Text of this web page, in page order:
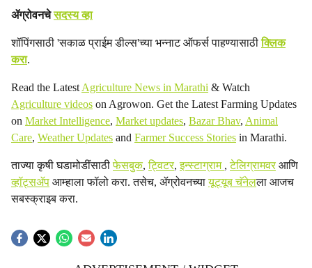
ॲग्रोवनचेसदस्य व्हा
शॉपिंगसाठी 'सकाळ प्राईम डील्स'च्या भन्नाट ऑफर्स पाहण्यासाठीक्लिक
करा.
Read the Latest Agriculture News in Marathi & Watch
Agriculture videos on Agrowon. Get the Latest Farming Updates
on Market Intelligence, Market updates, Bazar Bhav, Animal
Care, Weather Updates and Farmer Success Stories in Marathi.
ताज्या कृषी घडामोडींसाठीफेसबुक,ट्विटर,इन्स्टाग्राम ,टेलिग्रामवरआणि
व्हॉट्सॲप आम्हाला फॉलो करा. तसेच, ॲग्रोवनच्यायूट्यूब चॅनेलला आजच
सबस्क्राइब करा.